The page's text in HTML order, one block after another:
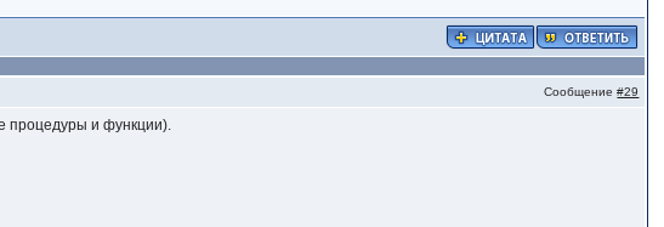
Сообщение#29
процедуры и функции).